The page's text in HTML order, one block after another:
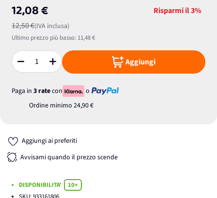
12,08 €
12,50 €(IVA inclusa)
Risparmi il3%
Ultimo prezzo più basso: 11,48 €
Quantità Aggiungi
Paga in 3 ratecon
o
Ordine minimo 24,90 €
Aggiungi ai preferiti
Avvisami quando il prezzo scende
DISPONIBILITA'
10+